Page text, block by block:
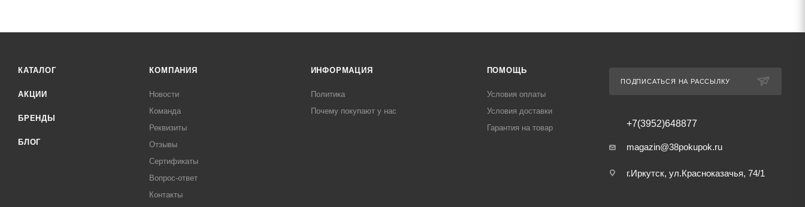
КАТАЛОГ
АКЦИИ
БРЕНДЫ
БЛОГ
КОМПАНИЯ
Новости
Команда
Реквизиты
Отзывы
Сертификаты
Вопрос-ответ
Контакты
ИНФОРМАЦИЯ
Политика
Почему покупают у нас
ПОМОЩЬ
Условия оплаты
Условия доставки
Гарантия на товар
ПОДПИСАТЬСЯ НА РАССЫЛКУ
+7(3952)648877
magazin@38pokupok.ru
г.Иркутск, ул.Красноказачья, 74/1